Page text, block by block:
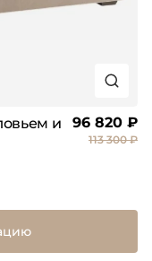
и
96 820 ₽
113 300 ₽